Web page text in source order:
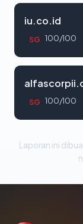
iu.co.id
SG 100/100
SG 100/100
Laporan ini